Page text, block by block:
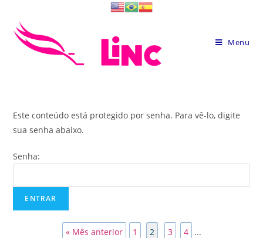
content
Menu
Este conteúdo está protegido por senha. Para vê-lo, digite
sua senha abaixo.
Senha:
« Mês anterior 1 2 3 4
...